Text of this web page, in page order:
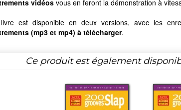
vidéosvous en feront la démonstration à
est disponible en deux versions, avec les
(mp3 et mp4) à télécharger.
Ce produit est également